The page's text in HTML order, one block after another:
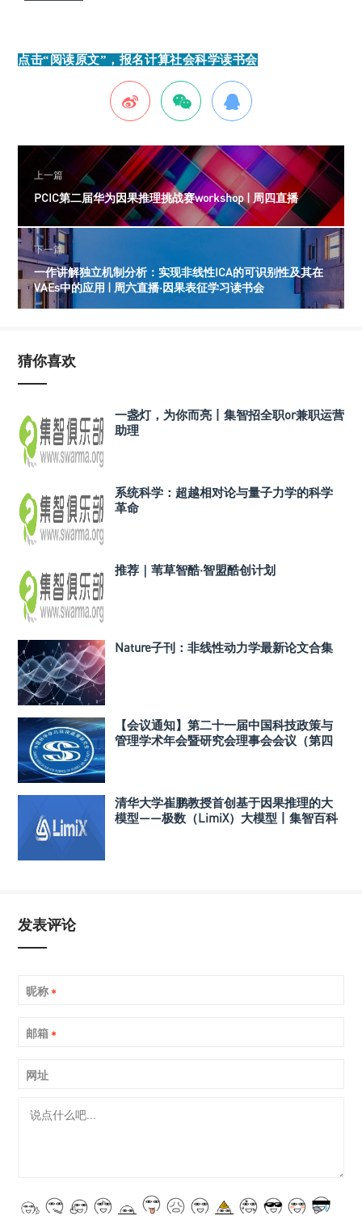
点击“阅读原文”，报名计算社会科学读书会
上一篇
PCIC第二届华为因果推理挑战赛workshop | 周四直播
下一篇
一作讲解独立机制分析：实现非线性ICA的可识别性及其在
VAEs中的应用 | 周六直播·因果表征学习读书会
猜你喜欢
一盏灯，为你而亮丨集智招全职or兼职运营
助理
系统科学：超越相对论与量子力学的科学
革命
推荐｜苇草智酷·智盟酷创计划
Nature子刊：非线性动力学最新论文合集
【会议通知】第二十一届中国科技政策与
管理学术年会暨研究会理事会会议（第四
清华大学崔鹏教授首创基于因果推理的大
模型——极数（LimiX）大模型丨集智百科
发表评论
昵称 *
邮箱 *
网址